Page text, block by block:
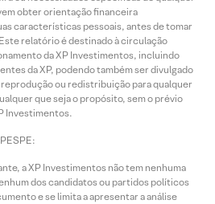
obter orientação financeira
características pessoais, antes de tomar
relatório é destinado à circulação
da XP Investimentos, incluindo
da XP, podendo também ser divulgado
reprodução ou redistribuição para qualquer
que seja o propósito, sem o prévio
Investimentos.
a XP Investimentos não tem nenhuma
dos candidatos ou partidos políticos
e se limita a apresentar a análise